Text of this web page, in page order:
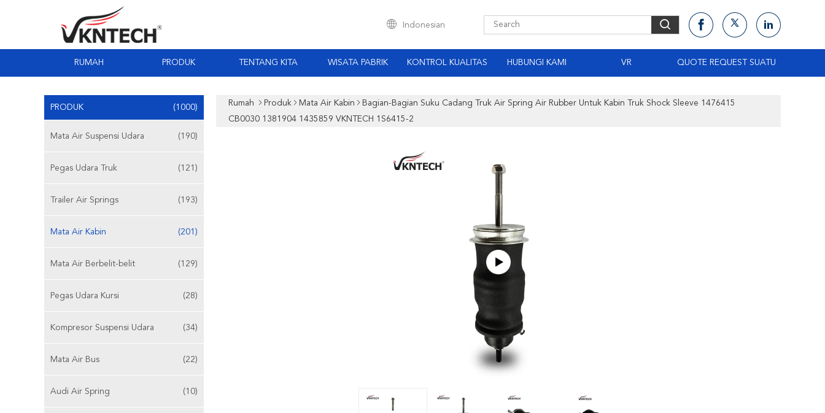
Indonesian
RUMAH PRODUK TENTANG KITA WISATA PABRIK KONTROL KUALITAS HUBUNGI KAMI VR QUOTE REQUEST SUATU
PRODUK (1000)
Mata Air Suspensi Udara (190)
Pegas Udara Truk (121)
Trailer Air Springs (193)
Mata Air Kabin (201)
Mata Air Berbelit-belit (129)
Pegas Udara Kursi (28)
Kompresor Suspensi Udara (34)
Mata Air Bus (22)
Audi Air Spring (10)
Rumah Produk Mata Air Kabin
Bagian-Bagian Suku Cadang Truk Air Spring Air Rubber Untuk Kabin Truk Shock Sleeve 1476415
CB0030 1381904 1435859 VKNTECH 1S6415-2